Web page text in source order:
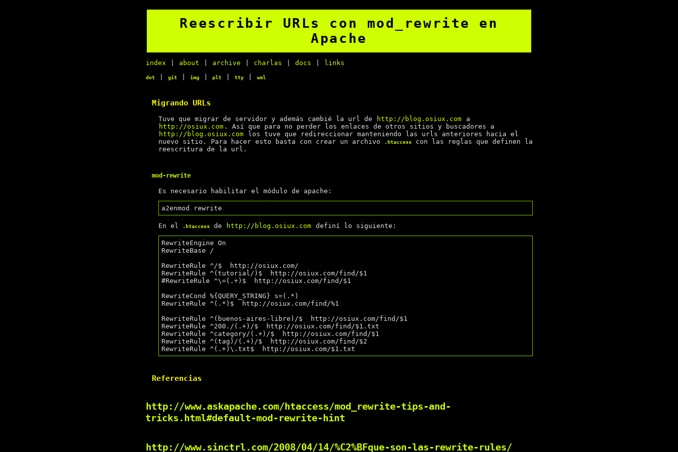
Reescribir URLs con mod_rewrite en
Apache
index about archive charlas docs links
dot git img plt tty uml
Migrando URLs
Tuve que migrar de servidor y además cambié la url de http://blog.osiux.com a
http://osiux.com . Así que para no perder los enlaces de otros sitios y buscadores a
http://blog.osiux.com los tuve que redireccionar manteniendo las urls anteriores hacia el
nuevo sitio. Para hacer esto basta con crear un archivo
.htaccesscon las reglas que definen la
reescritura de la url.
mod-rewrite
Es necesario habilitar el módulo de apache:
En el .htaccessde http://blog.osiux.com definí lo siguiente:
RewriteEngine On
RewriteBase /
RewriteRule ^/$  http://osiux.com/
RewriteRule ^(tutorial/)$  http://osiux.com/find/$1
#RewriteRule ^\=(.+)$  http://osiux.com/find/$1
RewriteCond %{QUERY_STRING} s=(.*)
RewriteRule ^(.*)$  http://osiux.com/find/%1
RewriteRule ^(buenos-aires-libre)/$  http://osiux.com/find/$1
RewriteRule ^200./(.+)/$  http://osiux.com/find/$1.txt
RewriteRule ^category/(.+)/$  http://osiux.com/find/$1
RewriteRule ^(tag)/(.+)/$  http://osiux.com/find/$2
Referencias
http://www.askapache.com/htaccess/mod_rewrite-tips-and-
tricks.html#default-mod-rewrite-hint
http://www.sinctrl.com/2008/04/14/%C2%BFque-son-las-rewrite-rules/